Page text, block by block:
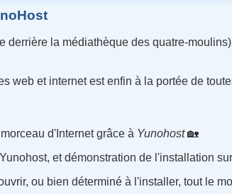
derrière la médiathèque des quatre-
web et internet est enfin à la portée de
d'Internet grâce à Yunohost🏡
et démonstration de l'installation
ou bien déterminé à l'installer, tout le